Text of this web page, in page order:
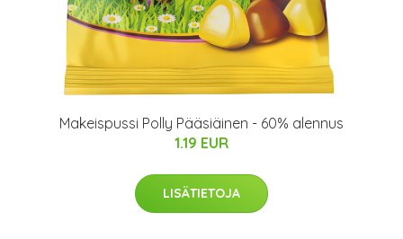
Makeispussi Polly Pääsiäinen - 60% alennus
1.19 EUR
LISÄTIETOJA